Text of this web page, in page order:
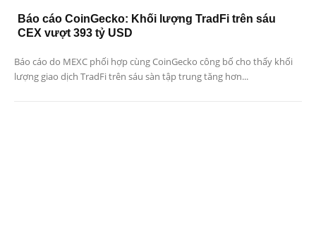
Báo cáo CoinGecko: Khối lượng TradFi trên sáu
CEX vượt 393 tỷ USD
Báo cáo do MEXC phối hợp cùng CoinGecko công bố cho thấy khối
lượng giao dịch TradFi trên sáu sàn tập trung tăng hơn...